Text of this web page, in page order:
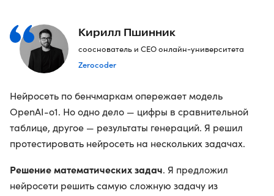
Кирилл Пшинник
сооснователь и CEO онлайн-университета
Zerocoder
Нейросеть по бенчмаркам опережает модель
OpenAI-o1. Но одно дело — цифры в сравнительной
таблице, другое — результаты генераций. Я решил
протестировать нейросеть на нескольких задачах.
Решение математических задач. Я предложил
нейросети решить самую сложную задачу из